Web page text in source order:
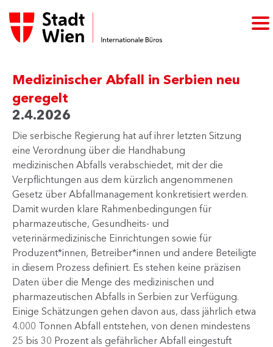
Medizinischer Abfall in Serbien neu
geregelt
2.4.2026
Die serbische Regierung hat auf ihrer letzten Sitzung
eine Verordnung über die Handhabung
medizinischen Abfalls verabschiedet, mit der die
Verpflichtungen aus dem kürzlich angenommenen
Gesetz über Abfallmanagement konkretisiert werden.
Damit wurden klare Rahmenbedingungen für
pharmazeutische, Gesundheits- und
veterinärmedizinische Einrichtungen sowie für
Produzent*innen, Betreiber*innen und andere Beteiligte
in diesem Prozess definiert. Es stehen keine präzisen
Daten über die Menge des medizinischen und
pharmazeutischen Abfalls in Serbien zur Verfügung.
Einige Schätzungen gehen davon aus, dass jährlich etwa
4.000 Tonnen Abfall entstehen, von denen mindestens
25 bis 30 Prozent als gefährlicher Abfall eingestuft